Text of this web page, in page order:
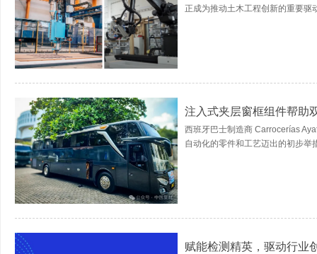
正成为推动土木工程创新的重要驱
注入式夹层窗框组件帮助
西班牙巴士制造商 Carrocerías
自动化的零件和工艺迈出的初步举
赋能检测精英，驱动行业